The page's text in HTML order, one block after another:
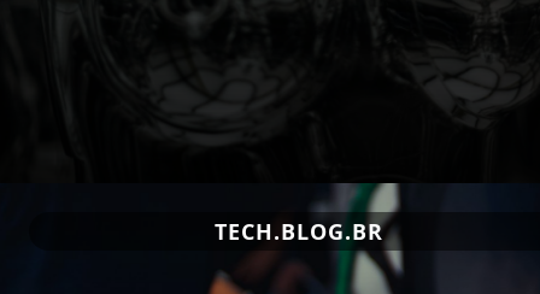
TECH.BLOG.BR